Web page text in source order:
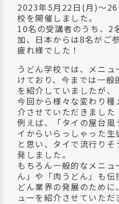
2023年5月22日(月)～
校を開催しました。
10名の受講者のうち、2
加、日本からは8名がご
疲れ様でした！
うどん学校では、メニ
けており、今までは一般
を紹介していましたが、
今回から様々な変わり種
介させていただきました
例えば、「タイの屋台風
イからいらっしゃった
と思い、タイで流行り
発しました。
もちろん一般的なメニ
ん」や「肉うどん」も伝
どん業界の発展のため
ューを紹介させていただ